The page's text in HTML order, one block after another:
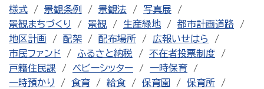
様式
景観条例 景観法
写真展
景観まちづくり
景観 生産緑地
都市計画道路
地区計画
配架 配布場所
広報いせはら
市民ファンド
ふるさと納税
不在者投票制度
戸籍住民課
ベビーシッター
一時保育
一時預かり
食育 給食 保育園
保育所